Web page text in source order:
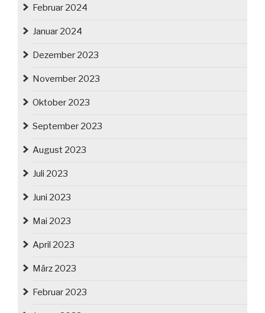
Februar 2024
Januar 2024
Dezember 2023
November 2023
Oktober 2023
September 2023
August 2023
Juli 2023
Juni 2023
Mai 2023
April 2023
März 2023
Februar 2023